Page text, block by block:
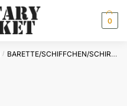
0
/ BARETTE/SCHIFFCHEN/SCHIRMMÜTZEN